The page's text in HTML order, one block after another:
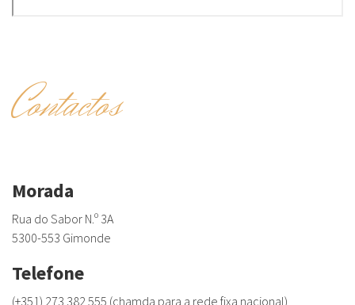
Contactos
Morada
Rua do Sabor N.º 3A
5300-553 Gimonde
Telefone
(+351) 273 382 555 (chamda para a rede fixa nacional)